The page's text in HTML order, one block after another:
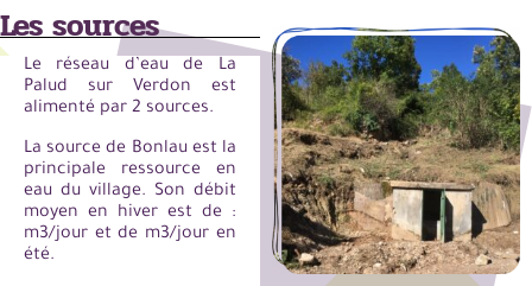
Les sources
Le réseau d’eau de La
Palud sur Verdon est
alimenté par 2 sources.
La source de Bonlau est la
principale ressource en
eau du village. Son débit
moyen en hiver est de :
m3/jour et de m3/jour en
été.